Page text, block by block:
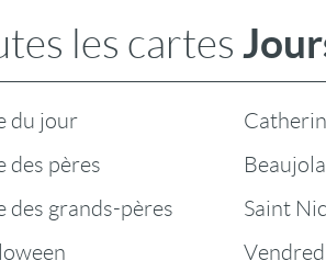
les cartes
du jour
des pères
des grands-pères
Saint